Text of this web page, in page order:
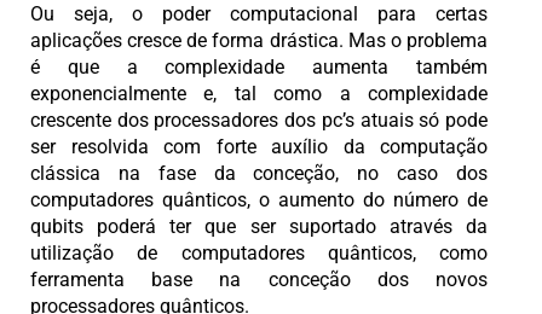
Ou seja, o poder computacional para certas
aplicações cresce de forma drástica. Mas o problema
é que a complexidade aumenta também
exponencialmente e, tal como a complexidade
crescente dos processadores dos pc’s atuais só pode
ser resolvida com forte auxílio da computação
clássica na fase da conceção, no caso dos
computadores quânticos, o aumento do número de
qubits poderá ter que ser suportado através da
utilização de computadores quânticos, como
ferramenta base na conceção dos novos
processadores quânticos.